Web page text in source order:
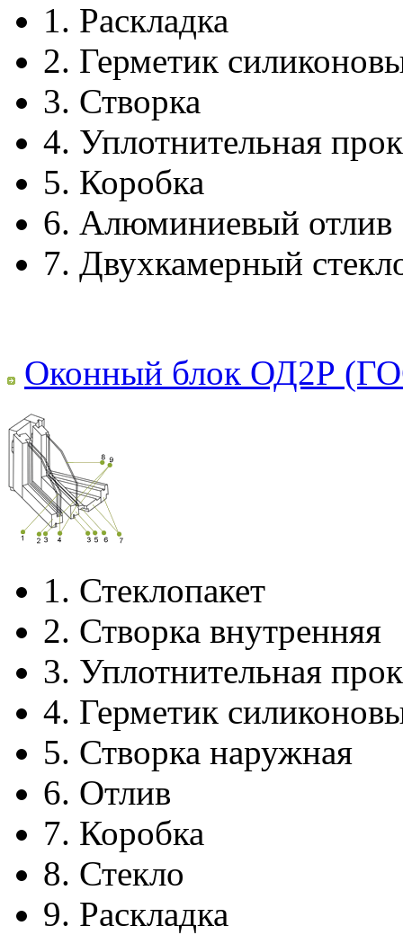
1. Раскладка
2. Герметик
3. Створка
4. Уплотнительная
5. Коробка
6. Алюминиевый отлив
7. Двухкамерный
Оконный блок ОД2Р
1. Стеклопакет
2. Створка внутренняя
3. Уплотнительная
4. Герметик
5. Створка наружная
6. Отлив
7. Коробка
8. Стекло
9. Раскладка